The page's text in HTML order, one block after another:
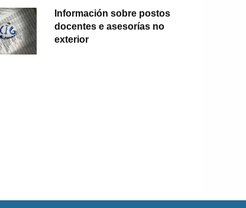
Información sobre postos
docentes e asesorías no
exterior